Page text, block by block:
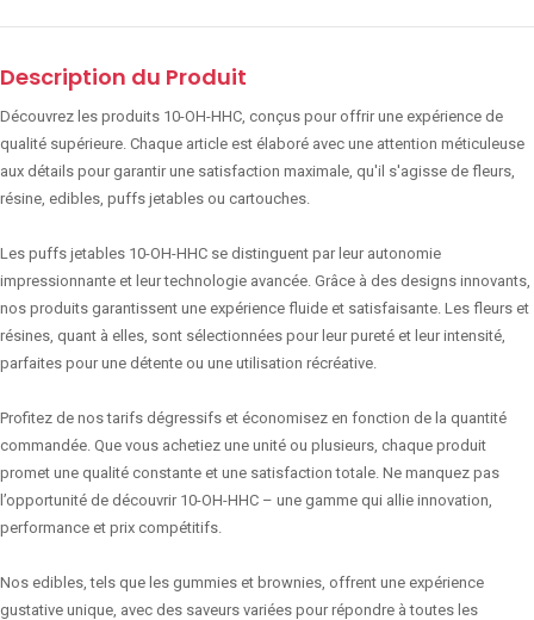
Description du Produit
Découvrez les produits 10-OH-HHC, conçus pour offrir une expérience de
qualité supérieure. Chaque article est élaboré avec une attention méticuleuse
aux détails pour garantir une satisfaction maximale, qu'il s'agisse de fleurs,
résine, edibles, puffs jetables ou cartouches.
Les puffs jetables 10-OH-HHC se distinguent par leur autonomie
impressionnante et leur technologie avancée. Grâce à des designs innovants,
nos produits garantissent une expérience fluide et satisfaisante. Les fleurs et
résines, quant à elles, sont sélectionnées pour leur pureté et leur intensité,
parfaites pour une détente ou une utilisation récréative.
Profitez de nos tarifs dégressifs et économisez en fonction de la quantité
commandée. Que vous achetiez une unité ou plusieurs, chaque produit
promet une qualité constante et une satisfaction totale. Ne manquez pas
l’opportunité de découvrir 10-OH-HHC – une gamme qui allie innovation,
performance et prix compétitifs.
Nos edibles, tels que les gummies et brownies, offrent une expérience
gustative unique, avec des saveurs variées pour répondre à toutes les